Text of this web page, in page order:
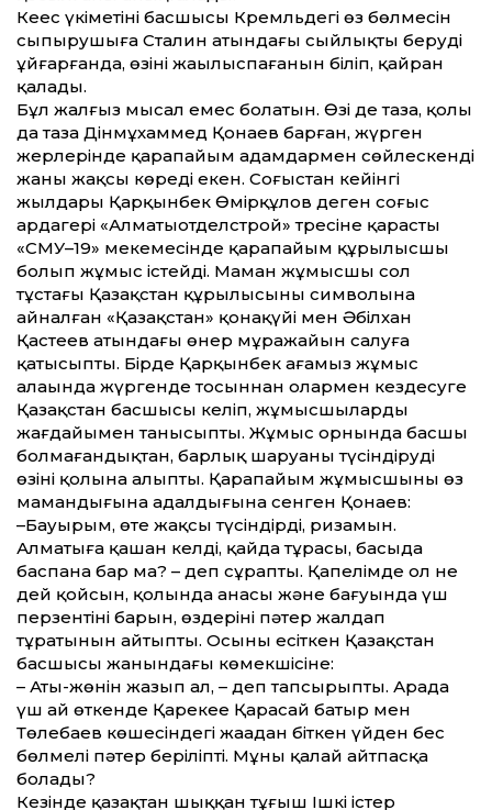
Кеңес үкіметінің басшысы Кремльдегі өз бөлмесін
сыпырушыға Сталин атындағы сыйлықты беруді
ұйғарғанда, өзінің жаңылыспағанын біліп, қайран
қалады.
Бұл жалғыз мысал емес болатын. Өзі де таза, қолы
да таза Дінмұхаммед Қонаев барған, жүрген
жерлерінде қарапайым адамдармен сөйлескенді
жаны жақсы көреді екен. Соғыстан ке­йінгі
жылдары Қарқынбек Өмірқұлов деген соғыс
ардагері «Алматыотделстрой» тресіне қарасты
«СМУ–19» мекемесінде қарапайым құрылысшы
болып жұмыс істейді. Маман жұмысшы сол
тұстағы Қазақ­стан құрылысының символына
айналған «Қазақ­стан» қонақүйі мен Әбілхан
Қастеев атындағы өнер мұражайын салуға
қатысыпты. Бірде Қарқынбек ағамыз жұмыс
алаңында жүргенде тосыннан олармен кез­десуге
Қазақ­стан басшысы келіп, жұмысшылардың
жағдайымен танысыпты. Жұмыс орнында басшы
болмағандықтан, барлық шаруаны түсіндіруді
өзінің қолына алыпты. Қарапайым жұмысшының өз
мамандығына адалдығына сенген Қонаев:
–Бауырым, өте жақсы түсіндірдің, ризамын.
Алматыға қашан келдің, қайда тұрасың, басыңда
баспанаң бар ма? – деп сұрапты. Қапелімде ол не
дей қойсын, қолында анасы және бағуында үш
перзентінің барын, өздерінің пәтер жалдап
тұратынын айтыпты. Осыны есіткен Қазақ­стан
басшысы жанындағы көмекшісіне:
– Аты-жөнін жазып ал, – деп тапсырыпты. Арада
үш ай өткенде Қарекеңе Қарасай батыр мен
Төлебаев көшесіндегі жаңадан біткен үйден бес
бөлмелі пәтер беріліпті. Мұны қалай айтпасқа
болады?
Кезінде қазақтан шыққан тұңғыш Ішкі істер